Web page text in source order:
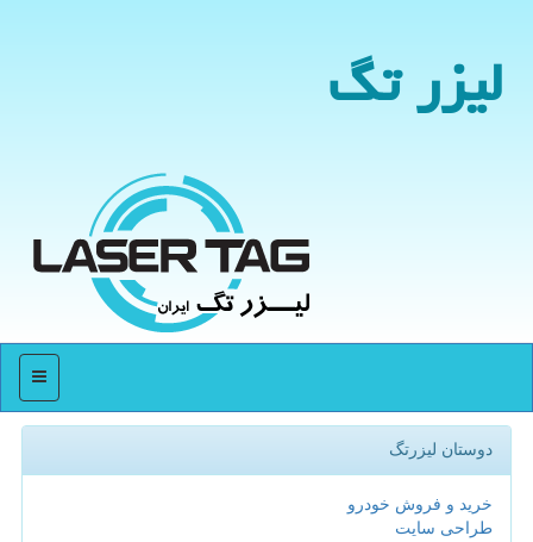
لیزر تگ
منو
دوستان لیزرتگ
خرید و فروش خودرو
طراحی سایت